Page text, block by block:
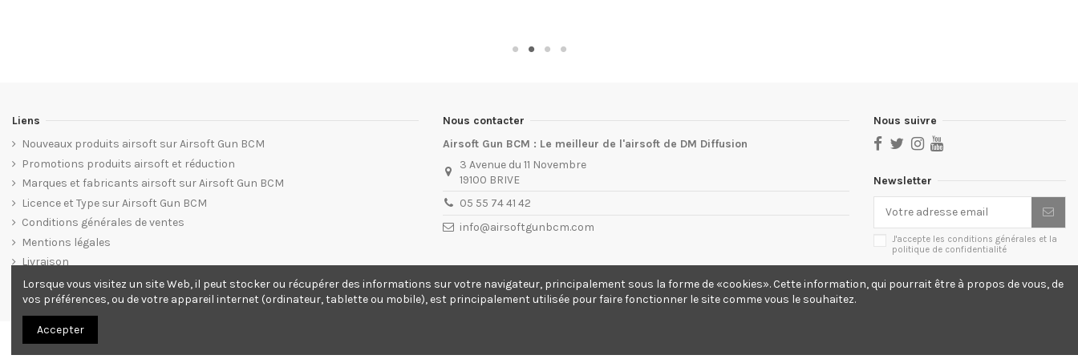
Liens
Nouveaux produits airsoft sur Airsoft Gun BCM
Promotions produits airsoft et réduction
Marques et fabricants airsoft sur Airsoft Gun BCM
Licence et Type sur Airsoft Gun BCM
Conditions générales de ventes
Mentions légales
Livraison
Plan du site web Airsoft Gun BCM
Nous contacter
Airsoft Gun BCM : Le meilleur de l'airsoft de DM Diffusion
3 Avenue du 11 Novembre
19100 BRIVE
05 55 74 41 42
info@airsoftgunbcm.com
Nous suivre
Newsletter
J'accepte les conditions générales et la
politique de confidentialité
© 2012. Tous droits réservés.
Lorsque vous visitez un site Web, il peut stocker ou récupérer des informations sur votre navigateur, principalement sous la forme de «cookies». Cette information, qui pourrait être à propos de vous, de
vos préférences, ou de votre appareil internet (ordinateur, tablette ou mobile), est principalement utilisée pour faire fonctionner le site comme vous le souhaitez.
Accepter